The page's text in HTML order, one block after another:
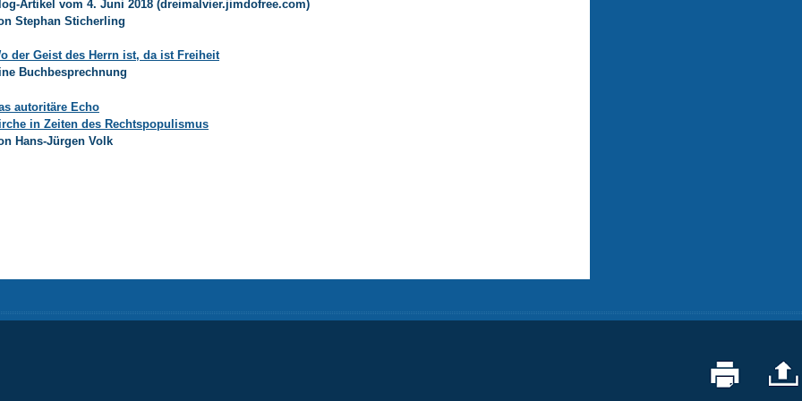
Artikel vom 4. Juni 2018 (dreimalvier.jimdofree.com)
Stephan Sticherling
der Geist des Herrn ist, da ist Freiheit
Buchbesprechnung
autoritäre Echo
in Zeiten des Rechtspopulismus
Hans-Jürgen Volk